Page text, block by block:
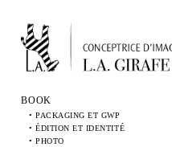
BOOK
• PACKAGING ET GWP
• ÉDITION ET IDENTITÉ
• PHOTO